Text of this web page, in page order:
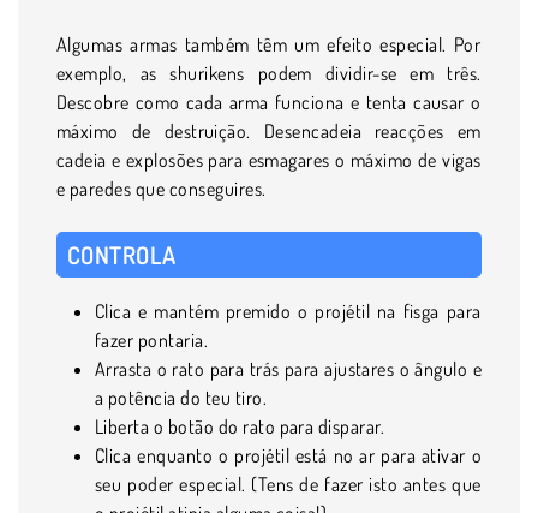
Algumas armas também têm um efeito especial. Por
exemplo, as shurikens podem dividir-se em três.
Descobre como cada arma funciona e tenta causar o
máximo de destruição. Desencadeia reacções em
cadeia e explosões para esmagares o máximo de vigas
e paredes que conseguires.
CONTROLA
Clica e mantém premido o projétil na fisga para
fazer pontaria.
Arrasta o rato para trás para ajustares o ângulo e
a potência do teu tiro.
Liberta o botão do rato para disparar.
Clica enquanto o projétil está no ar para ativar o
seu poder especial. (Tens de fazer isto antes que